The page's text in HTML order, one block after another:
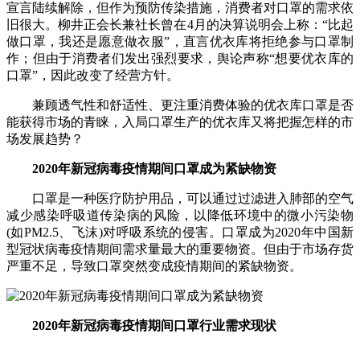
宣言陆续解除，但作为预防传染措施，消费者对口罩的需求依
旧很大。柳井正会长兼社长曾在4月的决算说明会上称：“比起
做口罩，我还是愿意做衣服”，直言优衣库将拒绝参与口罩制
作；但由于消费者们发出强烈要求，舆论声称“想要优衣库的
口罩”，因此改变了经营方针。
兼顾透气性和舒适性、更注重消费体验的优衣库口罩是否
能获得市场的青睐，入局口罩生产的优衣库又将把握怎样的市
场发展趋势？
2020年新冠病毒疫情期间口罩成为紧缺物资
口罩是一种医疗防护用品，可以通过过滤进入肺部的空气
减少感染呼吸道传染病的风险，以降低环境中的微小污染物
(如PM2.5、飞沫)对呼吸系统的侵害。口罩成为2020年中国新
型冠状病毒疫情期间需求量最大的重要物资。但由于市场存货
严重不足，导致口罩突然变成疫情期间的紧缺物资。
2020年新冠病毒疫情期间口罩行业需求现状